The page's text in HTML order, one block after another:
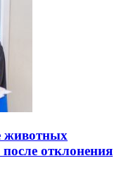
животных
отклонения